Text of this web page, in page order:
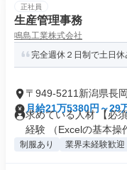
正社員
生産管理事務
鳴島工業株式会社
完全週休２日制で土日
〒949-5211新潟県長
月給21万5380円～29
求めている人材 【必
経験 （Excelの基本操
制服あり 業界未経験歓迎